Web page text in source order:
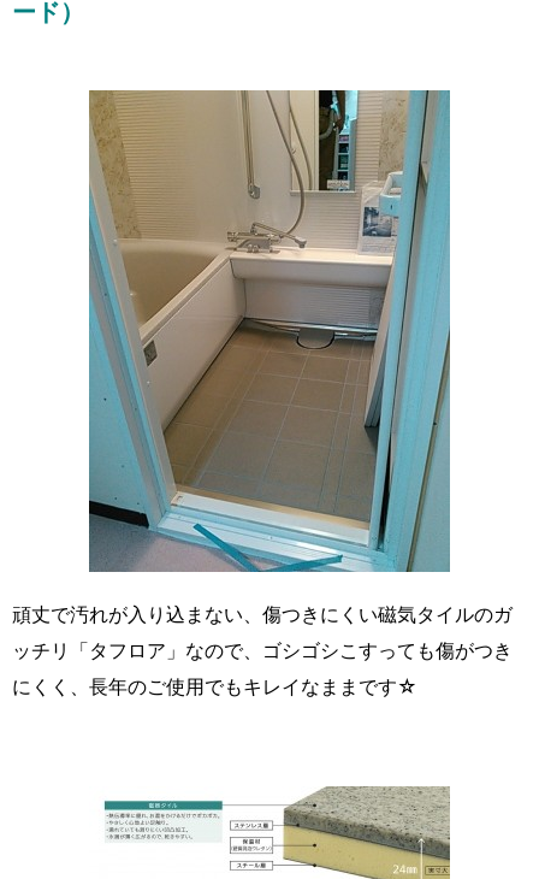
ード）
頑丈で汚れが入り込まない、傷つきにくい磁気タイルのガ
ッチリ「タフロア」なので、ゴシゴシこすっても傷がつき
にくく、長年のご使用でもキレイなままです☆